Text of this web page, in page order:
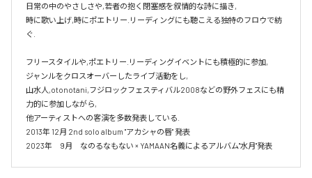
日常の中のやさしさや,若者の抱く閉塞感を叙情的な詩に描き,
時に歌い上げ,時にポエトリー.リーディングにも聴こえる独特のフロウで紡
ぐ.
フリースタイルや,ポエトリー.リーディングイベントにも積極的に参加,
ジャンルをクロスオーバーしたライブ活動をし,
山水人,otonotani,フジロックフェスティバル2008などの野外フェスにも精
力的に参加しながら,
他アーティストへの客演を多数発表している.
2013年 12月 2nd solo album "アカシャの唇" 発表
2023年　9月　なのるなもない × YAMAAN名義によるアルバム"水月"発表